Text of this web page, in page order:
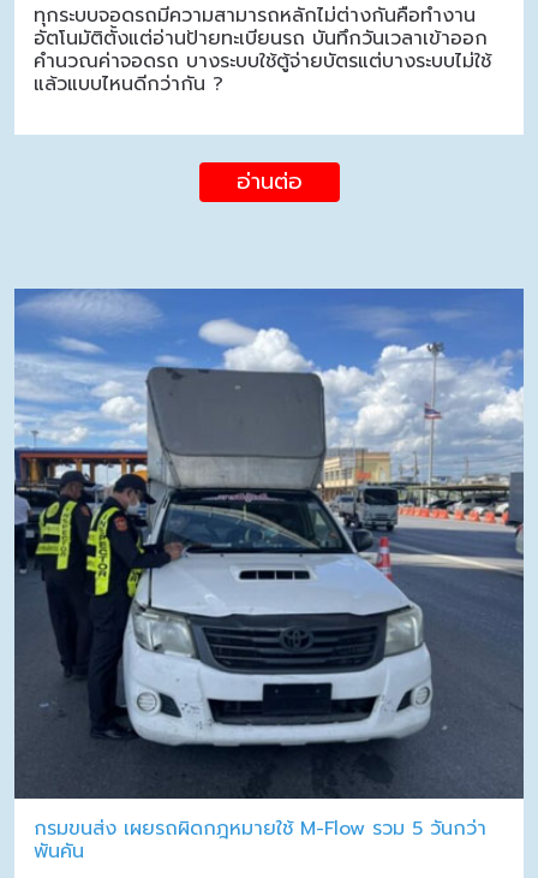
ทุกระบบจอดรถมีความสามารถหลักไม่ต่างกันคือทำงาน
อัตโนมัติตั้งแต่อ่านป้ายทะเบียนรถ บันทึกวันเวลาเข้าออก
คำนวณค่าจอดรถ บางระบบใช้ตู้จ่ายบัตรแต่บางระบบไม่ใช้
แล้วแบบไหนดีกว่ากัน ?
อ่านต่อ
กรมขนส่ง เผยรถผิดกฎหมายใช้ M-Flow รวม 5 วันกว่า
พันคัน